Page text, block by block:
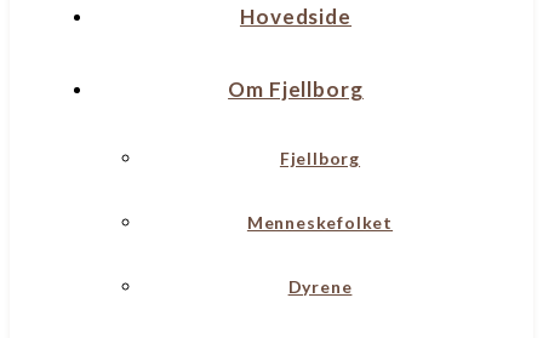
Hovedside
Om Fjellborg
Fjellborg
Menneskefolket
Dyrene